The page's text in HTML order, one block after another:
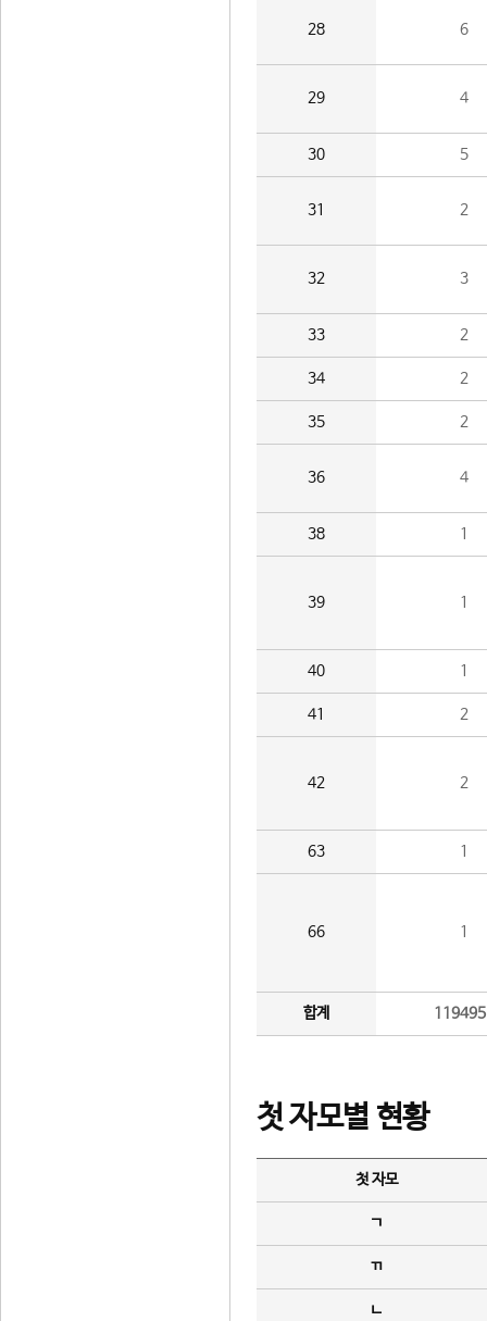
28 6
29 4
30 5
31 2
32 3
33 2
34 2
35 2
36 4
38 1
39 1
40 1
41 2
42 2
63 1
66 1
합계
첫 자모별 현황
첫 자모
ㄱ
ㄲ
ㄴ